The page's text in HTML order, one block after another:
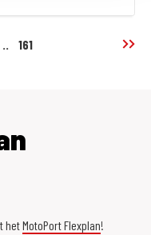
.. 161
hetMotoPort Flexplan!